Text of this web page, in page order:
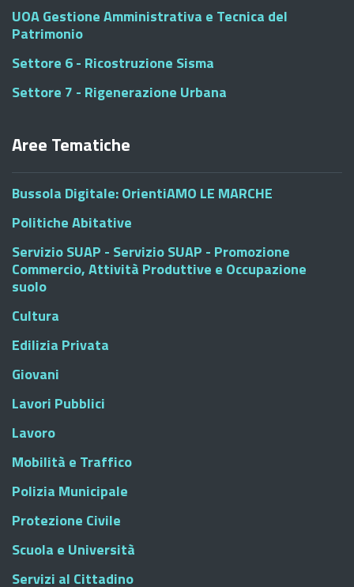
UOA Gestione Amministrativa e Tecnica del
Patrimonio
Settore 6 - Ricostruzione Sisma
Settore 7 - Rigenerazione Urbana
Aree Tematiche
Bussola Digitale: OrientiAMO LE MARCHE
Politiche Abitative
Servizio SUAP - Servizio SUAP - Promozione
Commercio, Attività Produttive e Occupazione
suolo
Cultura
Edilizia Privata
Giovani
Lavori Pubblici
Lavoro
Mobilità e Traffico
Polizia Municipale
Protezione Civile
Scuola e Università
Servizi al Cittadino